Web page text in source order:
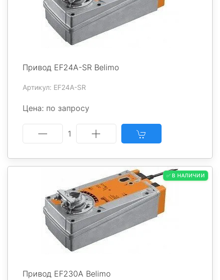
Привод EF24A-SR Belimo
Артикул: EF24A-SR
Цена: по запросу
1
✅ В НАЛИЧИИ
Привод EF230A Belimo